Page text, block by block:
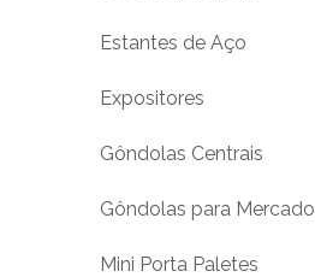
Estantes de Aço
Expositores
Gôndolas Centrais
Gôndolas para Mercado
Mini Porta Paletes